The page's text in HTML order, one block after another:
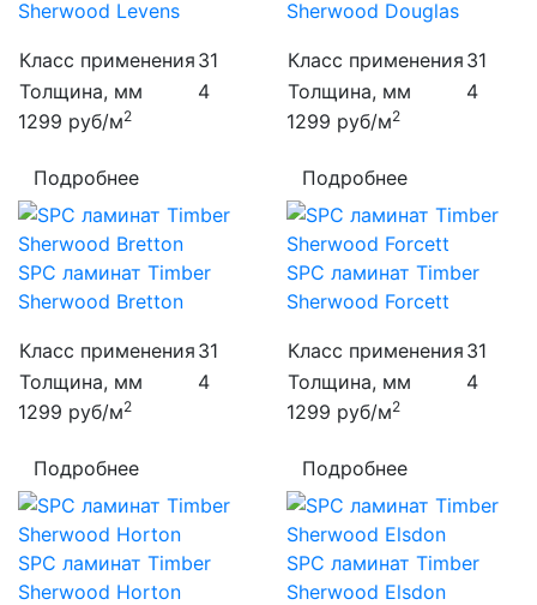
Sherwood Levens
Класс применения 31
Толщина, мм
4
1299 руб/м2
Подробнее
Sherwood Douglas
Класс применения 31
Толщина, мм
4
1299 руб/м2
Подробнее
SPC ламинат Timber
Sherwood Bretton
Класс применения 31
Толщина, мм
4
1299 руб/м2
Подробнее
SPC ламинат Timber
Sherwood Forcett
Класс применения 31
Толщина, мм
4
1299 руб/м2
Подробнее
SPC ламинат Timber
Sherwood Horton
SPC ламинат Timber
Sherwood Elsdon